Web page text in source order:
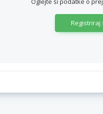
Registriraj